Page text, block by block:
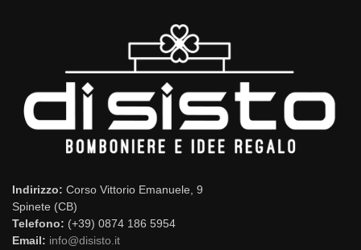
Indirizzo: Corso Vittorio Emanuele, 9
Spinete (CB)
Telefono: (+39) 0874 186 5954
Email: info@disisto.it